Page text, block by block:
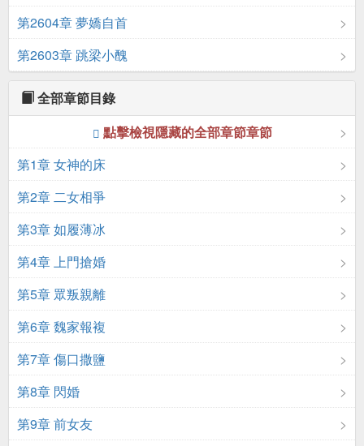
第2604章 夢嬌自首
第2603章 跳梁小醜
全部章節目錄
點擊檢視隱藏的全部章節章節
第1章 女神的床
第2章 二女相爭
第3章 如履薄冰
第4章 上門搶婚
第5章 眾叛親離
第6章 魏家報複
第7章 傷口撒鹽
第8章 閃婚
第9章 前女友